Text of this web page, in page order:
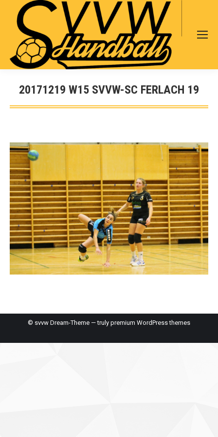
Search:
20171219 W15 SVVW-SC FERLACH 19
Sie befinden sich hier:
© svvw Dream-Theme — truly premium WordPress themes